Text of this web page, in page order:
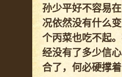
孙少平好不容易
况依然没有什么
个丙菜也吃不起
经没有了多少信
合了，何必硬撑